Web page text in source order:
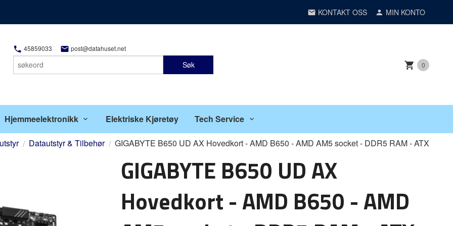
KONTAKT OSS MIN KONTO
45859033 post@datahuset.net
Søk 0
Hjemmeelektronikk Elektriske Kjøretøy Tech Service
Datautstyr & Tilbehør GIGABYTE B650 UD AX Hovedkort - AMD B650 - AMD AM5 socket - DDR5 RAM - ATX
GIGABYTE B650 UD AX
Hovedkort - AMD B650 - AMD